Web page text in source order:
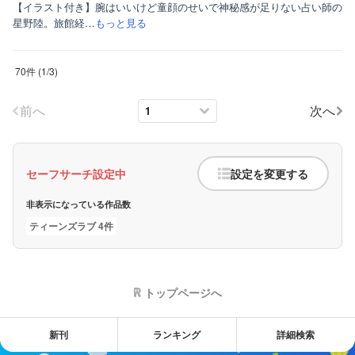
【イラスト付き】腕はいいけど童顔のせいで神秘感が足りない占い師の
星野陸。旅館経…もっと見る
70件 (1/3)
前へ 次へ
セーフサーチ設定中 設定を変更する
非表示になっている作品数
ティーンズラブ 4件
トップページへ
新刊 ランキング 詳細検索